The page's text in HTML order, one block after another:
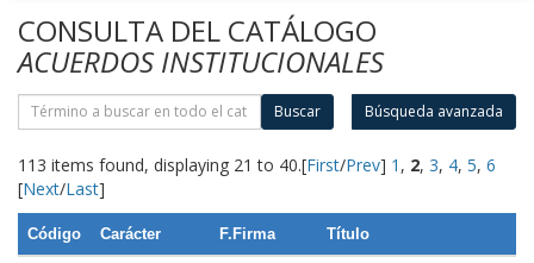
CONSULTA DEL CATÁLOGO
ACUERDOS INSTITUCIONALES
Buscar Búsqueda avanzada
113 items found, displaying 21 to 40.[First/Prev] 1 , 2, 3, 4, 5, 6
[Next/Last]
Código Carácter F.Firma Título